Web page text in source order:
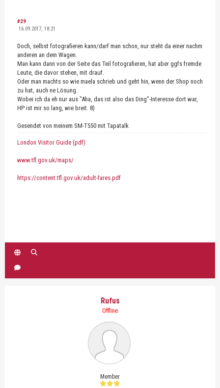
#29
16.09.2017, 18:21
Doch, selbst fotografieren kann/darf man schon, nur steht da einer nachm
anderen an dem Wagen.
Man kann dann von der Seite das Teil fotografieren, hat aber ggfs fremde
Leute, die davor stehen, mit drauf.
Oder man machts so wie maela schrieb und geht hin, wenn der Shop noch
zu hat, auch ne Lösung.
Wobei ich da eh nur aus "Aha, das ist also das Ding"-Interesse dort war,
HP ist mir so lang, wie breit. 8)
Gesendet von meinem SM-T550 mit Tapatalk
London Visitor Guide (pdf)
www.tfl.gov.uk/maps/
https://content.tfl.gov.uk/adult-fares.pdf
Rufus
Offline
Member